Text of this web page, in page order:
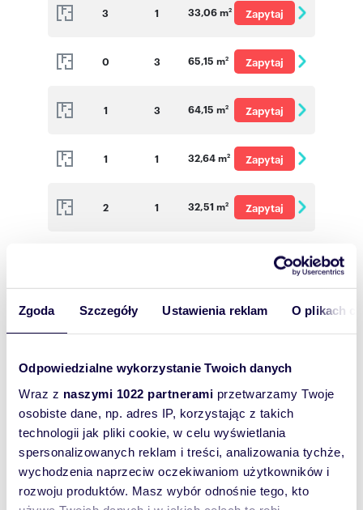
Zgoda Szczegóły Ustawienia reklam O plikach
Odpowiedzialne wykorzystanie Twoich danych
Wraz z naszymi 1022 partnerami przetwarzamy Twoje
osobiste dane, np. adres IP, korzystając z takich
technologii jak pliki cookie, w celu wyświetlania
spersonalizowanych reklam i treści, analizowania tychże,
wychodzenia naprzeciw oczekiwaniom użytkowników i
rozwoju produktów. Masz wybór odnośnie tego, kto
3 1 33,06 m2
Zapytaj
0 3 65,15 m2
Zapytaj
1 3 64,15 m2
Zapytaj
1 1 32,64 m2
Zapytaj
2 1 32,51 m2
Zapytaj
Zapytaj
32,76 m
Zapytaj
o cenę
2 1 32,82 m 2
Zapytaj
o cenę
2 3 63,49 m
Zapytaj
o cenę
3 1 32,55 m2
Zapytaj